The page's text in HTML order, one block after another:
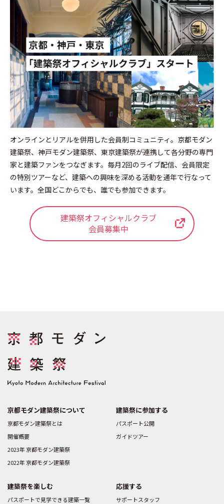
オンラインとリアルを併用した会員制コミュニティ。京都モダン
建築祭、神戸モダン建築祭、東京建築祭が連携して各分野の専門
家と建築ファンをつなぎます。毎月2回のライブ配信、会員限定
の特別ツアーなど、建築への興味を深める活動を通年で行なって
います。全国どこからでも、誰でも参加できます。
建築祭オフィシャルクラブ
会員募集中
京都モダン建築祭について
京都モダン建築祭とは
開催概要
2023年 京都モダン建築祭
2022年 京都モダン建築祭
建築祭に参加する
パスポート公開
ガイドツアー
建築祭を楽しむ
パスポートで見学できる建築一覧
応援する
サポートスタッフ